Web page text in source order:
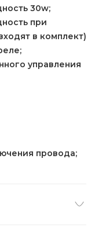
30w;
при
в комплект)
управления
провода;